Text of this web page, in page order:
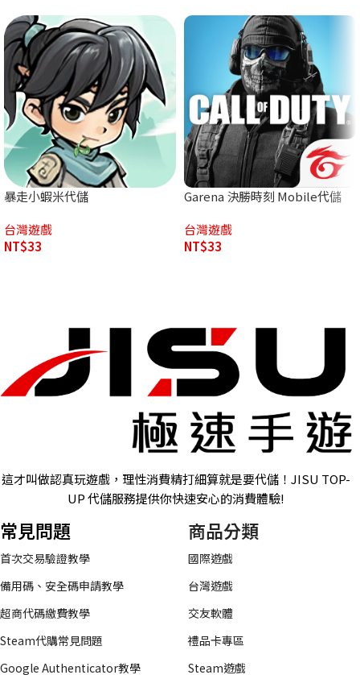
暴走小蝦米代儲
台灣遊戲
NT$33
Garena 決勝時刻 Mobile代儲
台灣遊戲
NT$33
這才叫做認真玩遊戲，理性消費精打細算就是要代儲！JISU TOP-
UP 代儲服務提供你快速安心的消費體驗!
常見問題
首次交易驗證教學
備用碼、安全碼申請教學
超商代碼繳費教學
Steam代購常見問題
Google Authenticator教學
商品分類
國際遊戲
台灣遊戲
交友軟體
禮品卡專區
Steam遊戲